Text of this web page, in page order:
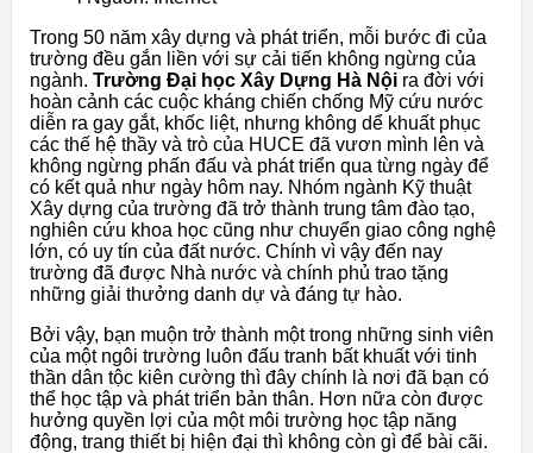
Trong 50 năm xây dựng và phát triển, mỗi bước đi của
trường đều gắn liền với sự cải tiến không ngừng của
ngành. Trường Đại học Xây Dựng Hà Nội ra đời với
hoàn cảnh các cuộc kháng chiến chống Mỹ cứu nước
diễn ra gay gắt, khốc liệt, nhưng không dể khuất phục
các thế hệ thầy và trò của HUCE đã vươn mình lên và
không ngừng phấn đấu và phát triển qua từng ngày để
có kết quả như ngày hôm nay. Nhóm ngành Kỹ thuật
Xây dựng của trường đã trở thành trung tâm đào tạo,
nghiên cứu khoa học cũng như chuyển giao công nghệ
lớn, có uy tín của đất nước. Chính vì vậy đến nay
trường đã được Nhà nước và chính phủ trao tặng
những giải thưởng danh dự và đáng tự hào.
Bởi vậy, bạn muộn trở thành một trong những sinh viên
của một ngôi trường luôn đấu tranh bất khuất với tinh
thần dân tộc kiên cường thì đây chính là nơi đã bạn có
thể học tập và phát triển bản thân. Hơn nữa còn được
hưởng quyền lợi của một môi trường học tập năng
động, trang thiết bị hiện đại thì không còn gì để bài cãi.